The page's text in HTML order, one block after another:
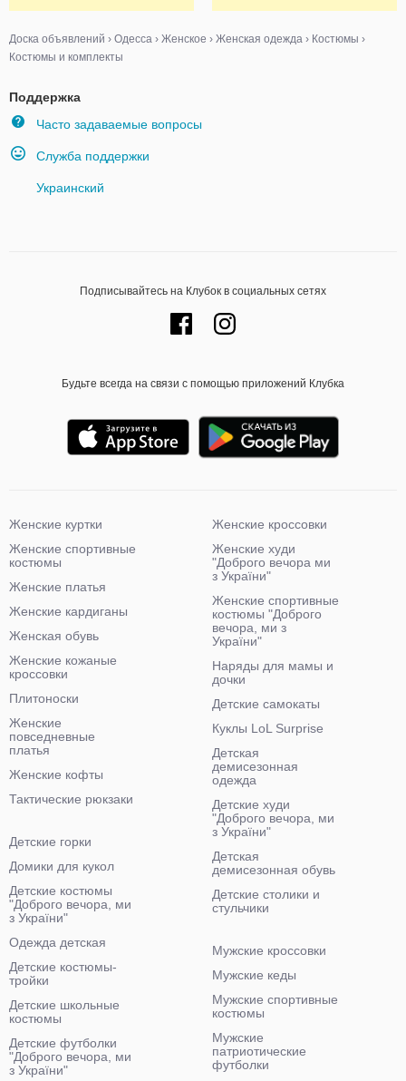
Доска объявлений › Одесса › Женское › Женская одежда › Костюмы ›
Костюмы и комплекты
Поддержка
Часто задаваемые вопросы
Служба поддержки
Украинский
Подписывайтесь на Клубок в социальных сетях
Будьте всегда на связи с помощью приложений Клубка
Женские куртки
Женские спортивные
костюмы
Женские платья
Женские кардиганы
Женская обувь
Женские кожаные
кроссовки
Плитоноски
Женские
повседневные
платья
Женские кофты
Тактические рюкзаки
Женские кроссовки
Женские худи
"Доброго вечора ми
з України"
Женские спортивные
костюмы "Доброго
вечора, ми з
України"
Наряды для мамы и
дочки
Детские самокаты
Куклы LoL Surprise
Детская
демисезонная
одежда
Детские худи
"Доброго вечора, ми
з України"
Детская
демисезонная обувь
Детские столики и
стульчики
Детские горки
Домики для кукол
Детские костюмы
"Доброго вечора, ми
з України"
Одежда детская
Детские костюмы-
тройки
Детские школьные
костюмы
Детские футболки
"Доброго вечора, ми
з України"
Мужские кроссовки
Мужские кеды
Мужские спортивные
костюмы
Мужские
патриотические
футболки